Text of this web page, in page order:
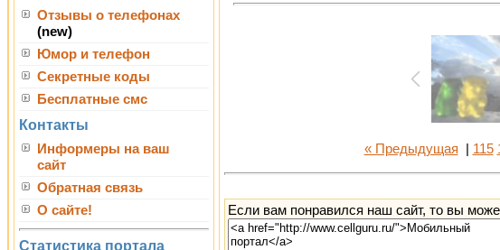
Отзывы о телефонах
(new)
Юмор и телефон
Секретные коды
Бесплатные смс
Контакты
Информеры на ваш
сайт
Обратная связь
О сайте!
Статистика портала
« Предыдущая 115
Если вам понравился наш сайт, то вы